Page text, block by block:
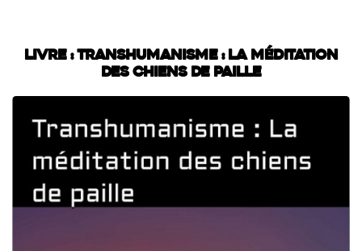
Livre : Transhumanisme : La méditation
des chiens de paille